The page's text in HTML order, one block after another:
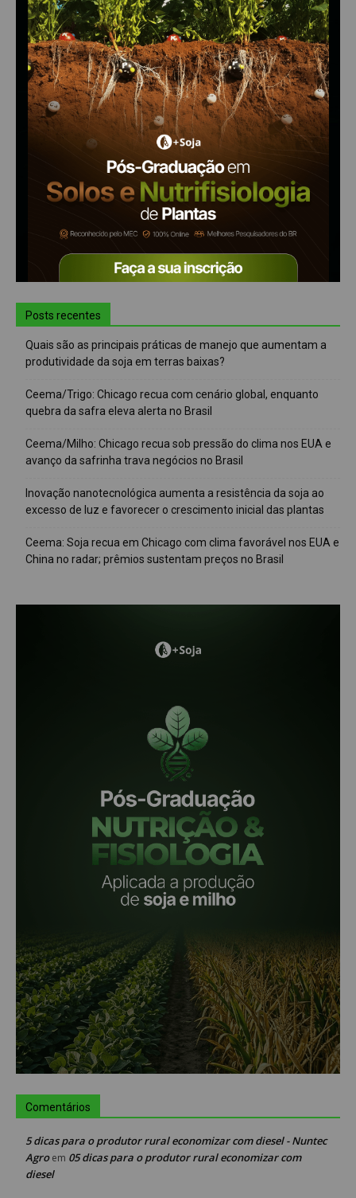
Posts recentes
Quais são as principais práticas de manejo que aumentam a
produtividade da soja em terras baixas?
Ceema/Trigo: Chicago recua com cenário global, enquanto
quebra da safra eleva alerta no Brasil
Ceema/Milho: Chicago recua sob pressão do clima nos EUA e
avanço da safrinha trava negócios no Brasil
Inovação nanotecnológica aumenta a resistência da soja ao
excesso de luz e favorecer o crescimento inicial das plantas
Ceema: Soja recua em Chicago com clima favorável nos EUA e
China no radar; prêmios sustentam preços no Brasil
Comentários
5 dicas para o produtor rural economizar com diesel - Nuntec
Agroem 05 dicas para o produtor rural economizar com
diesel